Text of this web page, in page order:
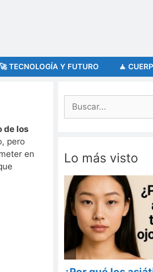
🚀 TECNOLOGÍA Y FUTURO 🧘
de los
pero
en
Buscar:
Lo más visto